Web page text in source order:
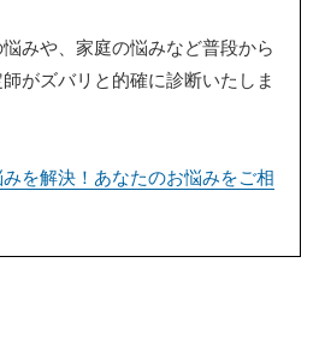
みや、家庭の悩みなど普段から
がズバリと的確に診断いたしま
を解決！あなたのお悩みをご相